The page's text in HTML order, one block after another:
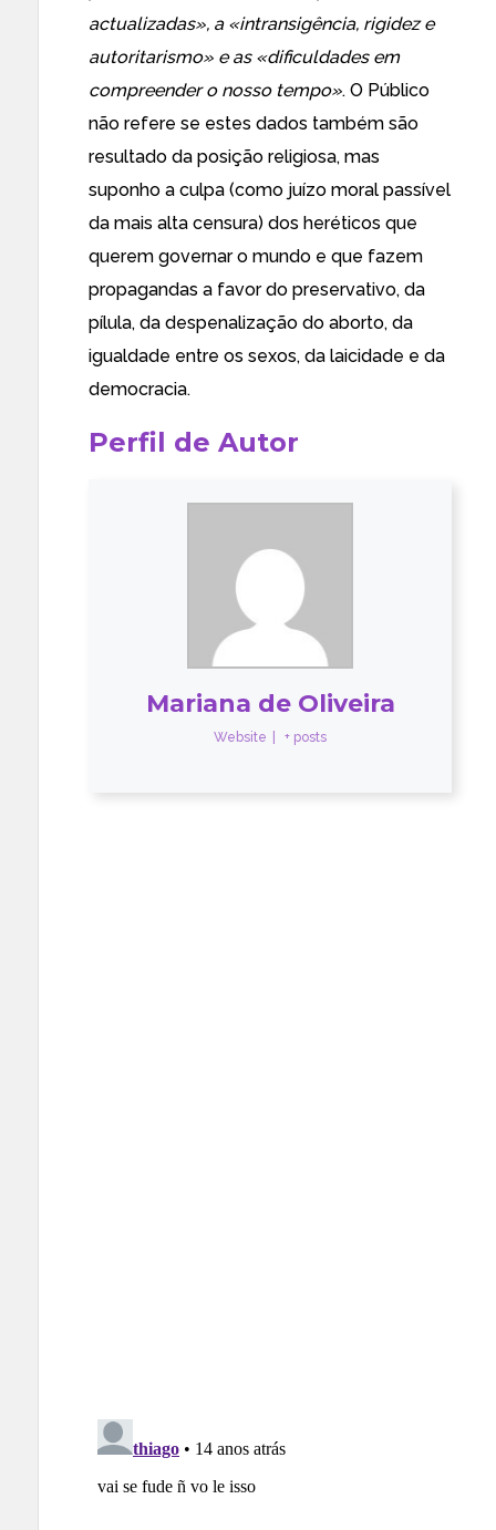
actualizadas», a «intransigência, rigidez e
autoritarismo» e as «dificuldades em
compreender o nosso tempo». O Público
não refere se estes dados também são
resultado da posição religiosa, mas
suponho a culpa (como juízo moral passível
da mais alta censura) dos heréticos que
querem governar o mundo e que fazem
propagandas a favor do preservativo, da
pílula, da despenalização do aborto, da
igualdade entre os sexos, da laicidade e da
democracia.
Perfil de Autor
Mariana de Oliveira
Website + posts